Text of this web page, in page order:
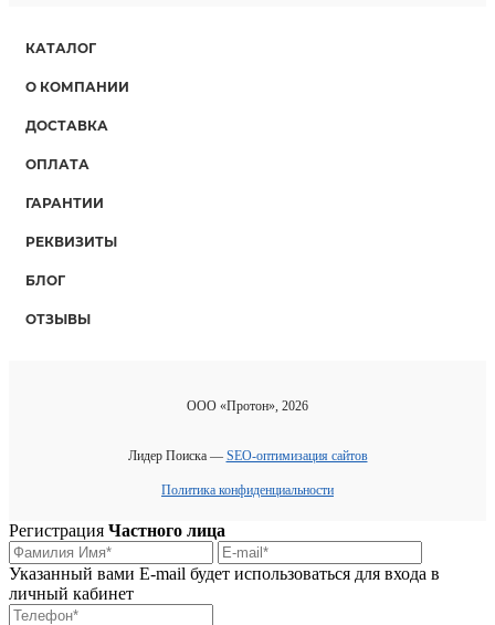
КАТАЛОГ
О КОМПАНИИ
ДОСТАВКА
ОПЛАТА
ГАРАНТИИ
РЕКВИЗИТЫ
БЛОГ
ОТЗЫВЫ
ООО «Протон», 2026
Лидер Поиска — SEO-оптимизация сайтов
Политика конфиденциальности
Регистрация Частного лица
Указанный вами E-mail будет использоваться для входа в
личный кабинет